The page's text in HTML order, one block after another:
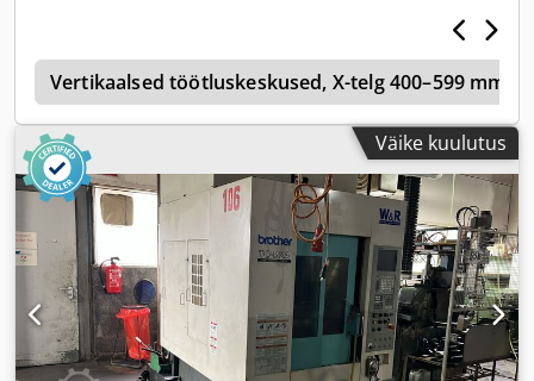
Vertikaalsed töötluskeskused, X-telg 400–599 mm
Väike kuulutus